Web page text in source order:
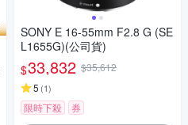
SONY E 16-55mm F2.8 G (SE
L1655G)(公司貨)
$33,832 $35,612
5 (1)
限時下殺 券